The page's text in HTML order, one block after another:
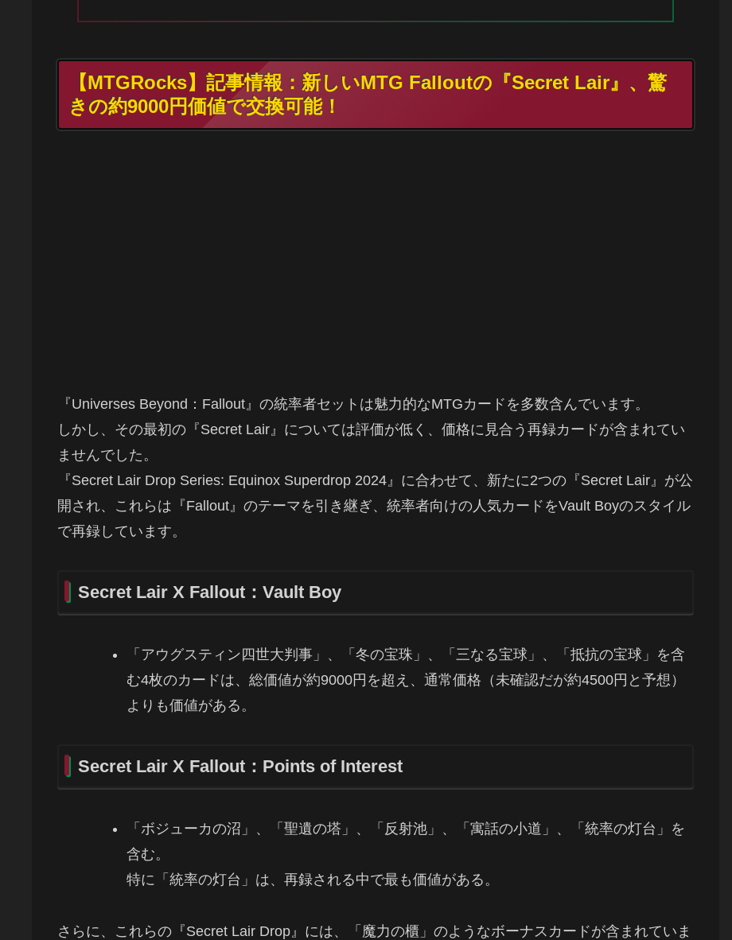
【MTGRocks】記事情報：新しいMTG Falloutの『Secret Lair』、驚
きの約9000円価値で交換可能！
『Universes Beyond：Fallout』の統率者セットは魅力的なMTGカードを多数含んでいます。
しかし、その最初の『Secret Lair』については評価が低く、価格に見合う再録カードが含まれてい
ませんでした。
『Secret Lair Drop Series: Equinox Superdrop 2024』に合わせて、新たに2つの『Secret Lair』が公
開され、これらは『Fallout』のテーマを引き継ぎ、統率者向けの人気カードをVault Boyのスタイル
で再録しています。
Secret Lair X Fallout：Vault Boy
「アウグスティン四世大判事」、「冬の宝珠」、「三なる宝球」、「抵抗の宝球」を含
む4枚のカードは、総価値が約9000円を超え、通常価格（未確認だが約4500円と予想）
よりも価値がある。
Secret Lair X Fallout：Points of Interest
「ボジューカの沼」、「聖遺の塔」、「反射池」、「寓話の小道」、「統率の灯台」を
含む。
特に「統率の灯台」は、再録される中で最も価値がある。
さらに、これらの『Secret Lair Drop』には、「魔力の櫃」のようなボーナスカードが含まれていま